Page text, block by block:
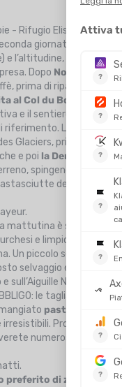
- Rifugio Elisabetta
giornata potrebbe
l’altitudine, il corpo si
Dopo Notre-Dame-
prima di ripartire verso
al Col du Bonhomme
e il sentiero piuttosto
La variante
Glaciers, prima della
e poi la Dent du
spingendovi verso
del trekking!
mattutina è subito
e limpide che
Un piccolo sentiero a
selvaggio e una
sull’Aiguille Noire vi
le tagliatelle alla
pasti liofilizzati
Proseguite
numerosi hotel e
preferito di zia Emeline